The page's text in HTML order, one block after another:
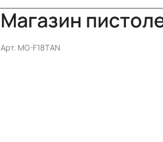
Магазин
Арт. MG-F18TAN